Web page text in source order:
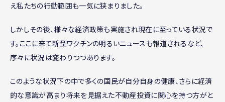
え私たちの行動範囲も一気に狭まりました。
しかしその後、様々な経済政策も実施され現在に至っている状況で
す。ここに来て新型ワクチンの明るいニュースも報道されるなど、
序々に状況は変わりつつあります。
このような状況下の中で多くの国民が自分自身の健康、さらに経済
的な意識が高まり将来を見据えた不動産投資に関心を持つ方がと